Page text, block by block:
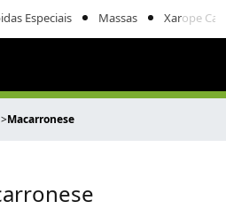
Especiais Massas Xarope
Macarronese